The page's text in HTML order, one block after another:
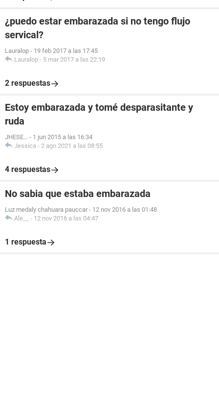
¿puedo estar embarazada si no tengo flujo
servical?
Lauralop - 19 feb 2017 a las 17:45
Lauralop - 5 mar 2017 a las 22:19
2 respuestas
Estoy embarazada y tomé desparasitante y
ruda
JHESE... - 1 jun 2015 a las 16:34
Jessica - 2 ago 2021 a las 08:55
4 respuestas
No sabia que estaba embarazada
Luz medaly chahuara pauccar - 12 nov 2016 a las 01:48
Ale__
- 12 nov 2016 a las 04:47
1 respuesta